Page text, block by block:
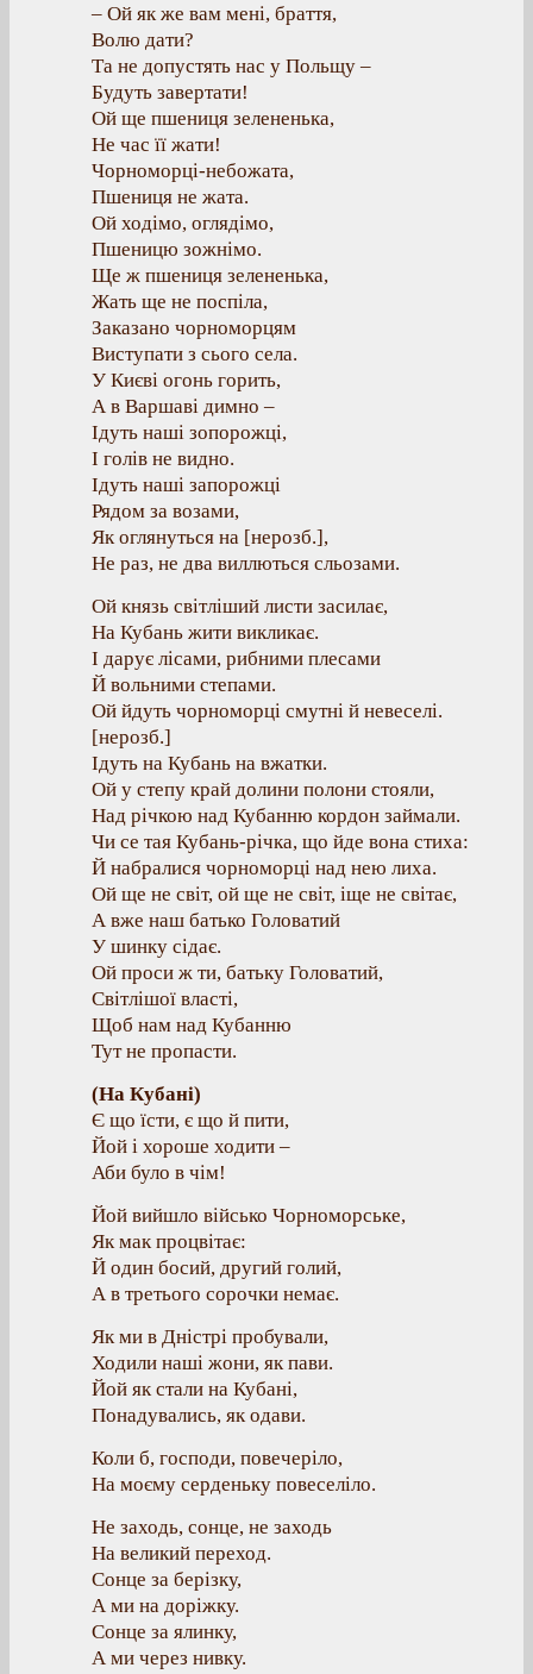
– Ой як же вам мені, браття,
Волю дати?
Та не допустять нас у Польщу –
Будуть завертати!
Ой ще пшениця зелененька,
Не час її жати!
Чорноморці-небожата,
Пшениця не жата.
Ой ходімо, оглядімо,
Пшеницю зожнімо.
Ще ж пшениця зелененька,
Жать ще не поспіла,
Заказано чорноморцям
Виступати з сього села.
У Києві огонь горить,
А в Варшаві димно –
Ідуть наші зопорожці,
І голів не видно.
Ідуть наші запорожці
Рядом за возами,
Як оглянуться на [нерозб.],
Не раз, не два виллються сльозами.
Ой князь світліший листи засилає,
На Кубань жити викликає.
І дарує лісами, рибними плесами
Й вольними степами.
Ой йдуть чорноморці смутні й невеселі.
[нерозб.]
Ідуть на Кубань на вжатки.
Ой у степу край долини полони стояли,
Над річкою над Кубанню кордон займали.
Чи се тая Кубань-річка, що йде вона стиха:
Й набралися чорноморці над нею лиха.
Ой ще не світ, ой ще не світ, іще не світає,
А вже наш батько Головатий
У шинку сідає.
Ой проси ж ти, батьку Головатий,
Світлішої власті,
Щоб нам над Кубанню
Тут не пропасти.
(Ha Кубані)
Є що їсти, є що й пити,
Йой і хороше ходити –
Аби було в чім!
Йой вийшло військо Чорноморське,
Як мак процвітає:
Й один босий, другий голий,
А в третього сорочки немає.
Як ми в Дністрі пробували,
Ходили наші жони, як пави.
Йой як стали на Кубані,
Понадувались, як одави.
Коли б, господи, повечеріло,
На моєму серденьку повеселіло.
Не заходь, сонце, не заходь
На великий переход.
Сонце за берізку,
А ми на доріжку.
Сонце за ялинку,
А ми через нивку.